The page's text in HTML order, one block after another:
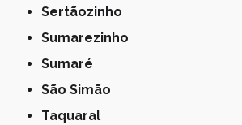
Sertãozinho
Sumarezinho
Sumaré
São Simão
Taquaral